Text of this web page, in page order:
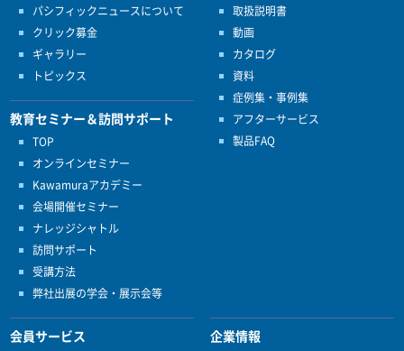
パシフィックニュースについて
クリック募金
ギャラリー
トピックス
教育セミナー＆訪問サポート
TOP
オンラインセミナー
Kawamuraアカデミー
会場開催セミナー
ナレッジシャトル
訪問サポート
受講方法
弊社出展の学会・展示会等
取扱説明書
動画
カタログ
資料
症例集・事例集
アフターサービス
製品FAQ
会員サービス 企業情報